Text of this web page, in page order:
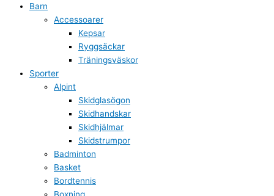
Barn
Accessoarer
Kepsar
Ryggsäckar
Träningsväskor
Sporter
Alpint
Skidglasögon
Skidhandskar
Skidhjälmar
Skidstrumpor
Badminton
Basket
Bordtennis
Boxning